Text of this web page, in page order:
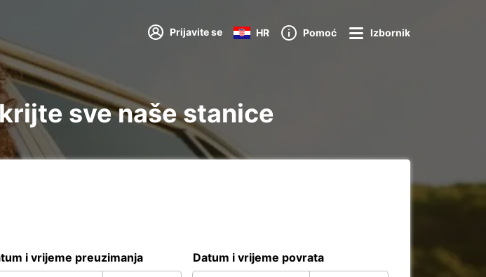
Prijavite se HR Pomoć Izbornik
sve naše stanice
i vrijeme preuzimanja Datum i vrijeme povrata